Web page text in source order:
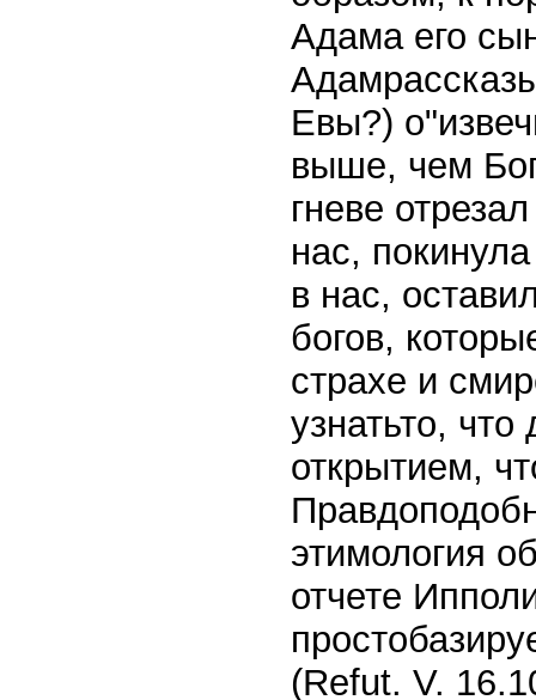
Адама его
Евы?)
выше, чем
гневе
нас,
в нас,
богов,
страхе и
узнатьто,
открытием,
этимология
отчете
(Refut. V.